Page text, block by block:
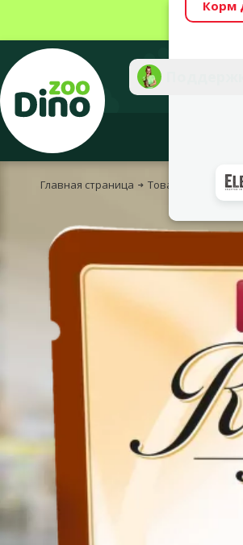
Корм
Главная страница Товары для кошек